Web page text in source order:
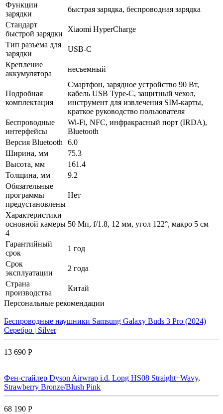
Функции
зарядки
быстрая зарядка, беспроводная зарядка
Стандарт
быстрой зарядки
Xiaomi HyperCharge
Тип разъема для
зарядки
USB-C
Крепление
аккумулятора
несъемный
Подробная
комплектация
Смартфон, зарядное устройство 90 Вт,
кабель USB Type-C, защитный чехол,
инструмент для извлечения SIM-карты,
краткое руководство пользователя
Беспроводные
интерфейсы
Wi-Fi, NFC, инфракрасный порт (IRDA),
Bluetooth
Версия Bluetooth
6.0
Ширина, мм
75.3
Высота, мм
161.4
Толщина, мм
9.2
Обязательные
программы
предустановлены
Нет
Характеристики
основной камеры
4
50 Мп, f/1.8, 12 мм, угол 122°, макро 5 см
Гарантийный
срок
1 год
Срок
эксплуатации
2 года
Страна
производства
Китай
Персональные рекомендации
Беспроводные наушники Samsung Galaxy Buds 3 Pro (2024)
Серебро | Silver
13 690 Р
Фен-стайлер Dyson Airwrap i.d. Long HS08 Straight+Wavy,
Strawberry Bronze/Blush Pink
68 190 Р